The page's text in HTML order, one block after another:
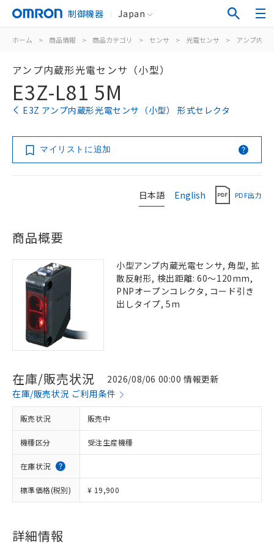
制御機器 Japan
ホーム > 商品情報 > 商品カテゴリ > センサ > 光電センサ > アンプ内蔵
アンプ内蔵形光電センサ（小型）
E3Z-L81 5M
E3Z アンプ内蔵形光電センサ（小型） 形式セレクタ
マイリストに追加
日本語 English PDF出力
商品概要
小型アンプ内蔵光電センサ, 角型, 拡
散反射形, 検出距離: 60～120mm,
PNPオープンコレクタ, コード引き
出しタイプ, 5m
在庫/販売状況
2026/08/06 00:00 情報更新
在庫/販売状況 ご利用条件
販売状況 販売中
機種区分 受注生産機種
在庫状況
標準価格(税別) ¥ 19,900
詳細情報